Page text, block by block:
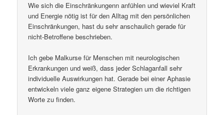
Wie sich die Einschränkungenn anfühlen und wieviel Kraft
und Energie nötig ist für den Alltag mit den persönlichen
Einschränkungen, hast du sehr anschaulich gerade für
nicht-Betroffene beschrieben.
Ich gebe Malkurse für Menschen mit neurologischen
Erkrankungen und weiß, dass jeder Schlaganfall sehr
individuelle Auswirkungen hat. Gerade bei einer Aphasie
entwickeln viele ganz eigene Strategien um die richtigen
Worte zu finden.